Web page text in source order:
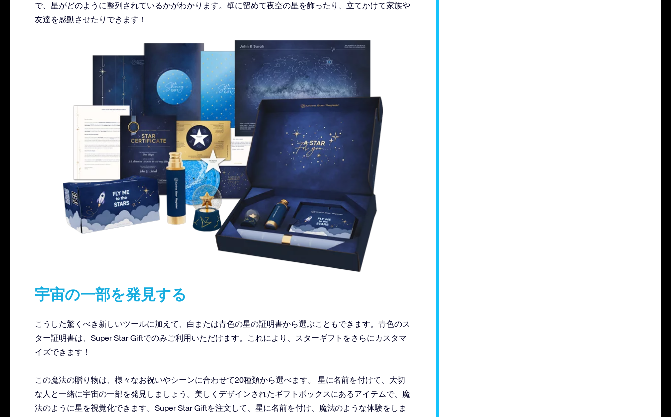
で、星がどのように整列されているかがわかります。壁に留めて夜空の星を飾ったり、立てかけて家族や
友達を感動させたりできます！
宇宙の一部を発見する
こうした驚くべき新しいツールに加えて、白または青色の星の証明書から選ぶこともできます。青色のス
ター証明書は、Super Star Giftでのみご利用いただけます。これにより、スターギフトをさらにカスタマ
イズできます！
この魔法の贈り物は、様々なお祝いやシーンに合わせて20種類から選べます。 星に名前を付けて、大切
な人と一緒に宇宙の一部を発見しましょう。美しくデザインされたギフトボックスにあるアイテムで、魔
法のように星を視覚化できます。Super Star Giftを注文して、星に名前を付け、魔法のような体験をしま